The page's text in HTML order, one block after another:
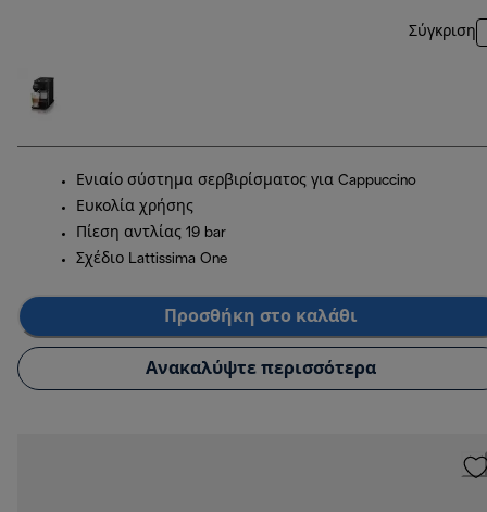
Σύγκριση
Ενιαίο σύστημα σερβιρίσματος για Cappuccino
Ευκολία χρήσης
Πίεση αντλίας 19 bar
Σχέδιο Lattissima One
Προσθήκη στο καλάθι
Ανακαλύψτε περισσότερα